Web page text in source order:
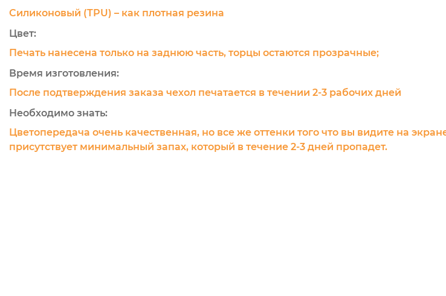
Силиконовый (TPU) – как плотная резина
Цвет:
Печать нанесена только на заднюю часть, торцы остаются прозрачные;
Время изготовления:
После подтверждения заказа чехол печатается в течении 2-3 рабочих дней
Необходимо знать:
Цветопередача очень качественная, но все же оттенки того что вы видите на
присутствует минимальный запах, который в течение 2-3 дней пропадет.